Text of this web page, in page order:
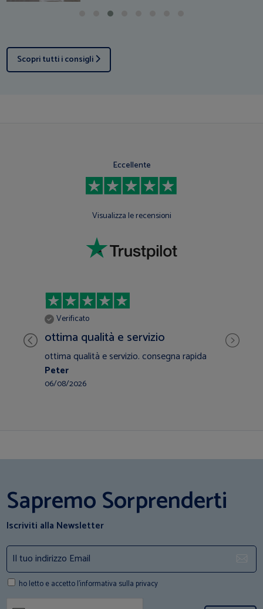
Scopri tutti i consigli
Eccellente
Visualizza le recensioni
Verificato
ottima qualità e servizio
ottima qualità e servizio. consegna rapida
Peter
06/08/2026
Sapremo Sorprenderti
Iscriviti alla Newsletter
ho letto e accetto l'informativa sulla privacy